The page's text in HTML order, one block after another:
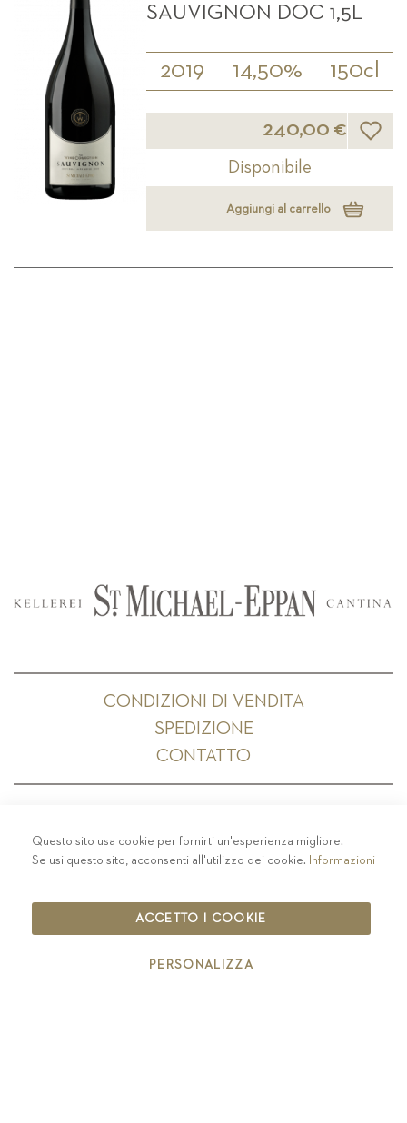
SAUVIGNON DOC 1,5L
2019 14,50% 150cl
240,00 € Lista
Disponibile
Aggiungi al carrello
CONDIZIONI DI VENDITA
SPEDIZIONE
CONTATTO
PRIVACY-COLOPHON - COOKIE POLICY
CODICE ETICO
IT00126670215
Questo sito usa cookie per fornirti un'esperienza migliore.
Se usi questo sito, acconsenti all'utilizzo dei cookie. Informazioni
ACCETTO I COOKIE
PERSONALIZZA